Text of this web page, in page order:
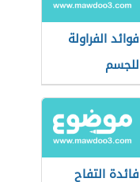
فوائد الفراولة
للجسم
فائدة التفاح